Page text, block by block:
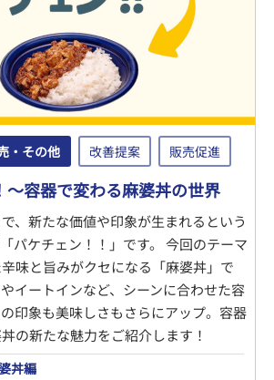
・その他 改善提案 販売促進
～容器で変わる麻婆丼の世界
、新たな価値や印象が生まれるという
パケチェン！！」です。 今回のテーマ
味と旨みがクセになる「麻婆丼」で
イートインなど、シーンに合わせた容
印象も美味しさもさらにアップ。容器
の新たな魅力をご紹介します！
丼編